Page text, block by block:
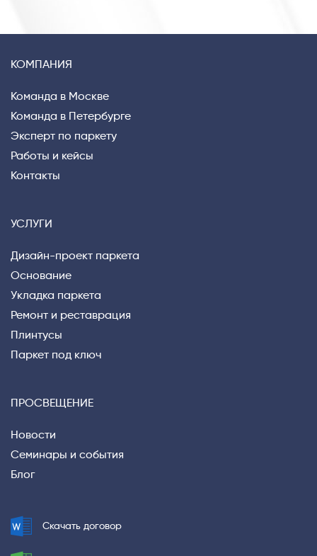
КОМПАНИЯ
Команда в Москве
Команда в Петербурге
Эксперт по паркету
Работы и кейсы
Контакты
УСЛУГИ
Дизайн-проект паркета
Основание
Укладка паркета
Ремонт и реставрация
Плинтусы
Паркет под ключ
ПРОСВЕЩЕНИЕ
Новости
Семинары и события
Блог
Скачать договор